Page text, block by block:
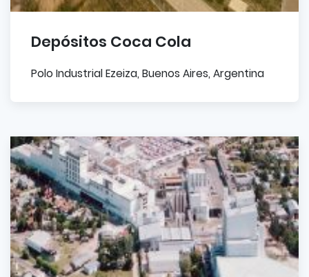
Depósitos Coca Cola
Polo Industrial Ezeiza, Buenos Aires, Argentina